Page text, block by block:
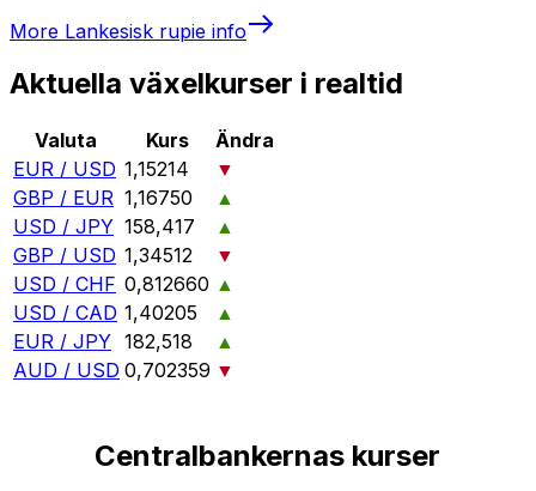
More Lankesisk rupie info
Aktuella växelkurser i realtid
Valuta Kurs
Ändra
EUR / USD 1,15214
▼
GBP / EUR 1,16750
▲
USD / JPY 158,417
▲
GBP / USD 1,34512
▼
USD / CHF 0,812660 ▲
USD / CAD 1,40205
▲
EUR / JPY 182,518
▲
AUD / USD 0,702359 ▼
Centralbankernas kurser